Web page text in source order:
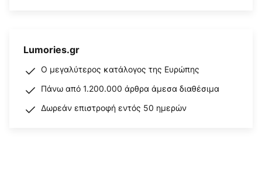
Lumories.gr
Ο μεγαλύτερος κατάλογος της Ευρώπης
Πάνω από 1.200.000 άρθρα άμεσα διαθέσιμα
Δωρεάν επιστροφή εντός 50 ημερών